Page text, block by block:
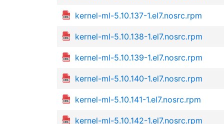
kernel-ml-5.10.137-1.el7.nosrc.rpm
kernel-ml-5.10.138-1.el7.nosrc.rpm
kernel-ml-5.10.139-1.el7.nosrc.rpm
kernel-ml-5.10.140-1.el7.nosrc.rpm
kernel-ml-5.10.141-1.el7.nosrc.rpm
kernel-ml-5.10.142-1.el7.nosrc.rpm